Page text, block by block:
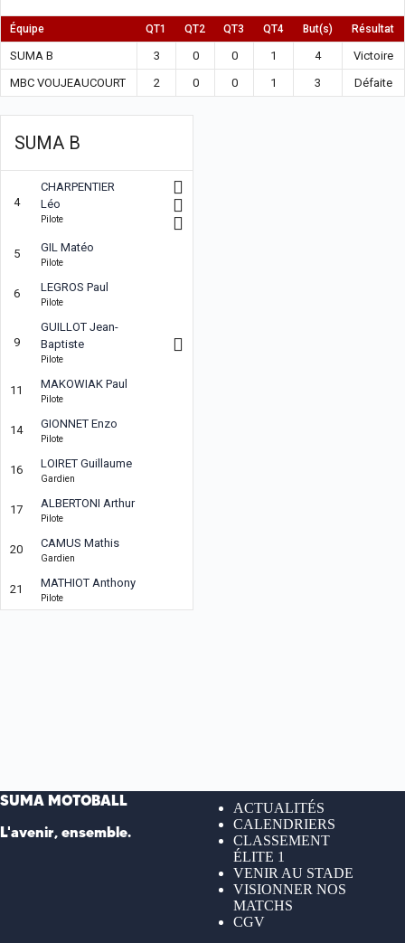
Équipe QT1 QT2 QT3 QT4 But(s) Résultat
SUMA B 3 0 0 1 4
Victoire
MBC VOUJEAUCOURT
2 0 0 1 3 Défaite
SUMA B
4
CHARPENTIER
Léo
Pilote
5 GIL Matéo
Pilote
6 LEGROS Paul
Pilote
9
GUILLOT Jean-
Baptiste
Pilote
11 MAKOWIAK Paul
Pilote
14 GIONNET Enzo
Pilote
16 LOIRET Guillaume
Gardien
17 ALBERTONI Arthur
Pilote
20 CAMUS Mathis
Gardien
21 MATHIOT Anthony
Pilote
SUMA MOTOBALL
L'avenir, ensemble.
ACTUALITÉS
CALENDRIERS
CLASSEMENT
ÉLITE 1
VENIR AU STADE
VISIONNER NOS
MATCHS
CGV